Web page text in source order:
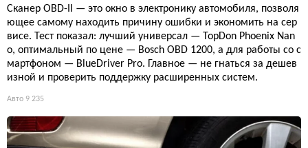
Сканер OBD-II — это окно в электронику автомобиля, позволя
ющее самому находить причину ошибки и экономить на сер
висе. Тест показал: лучший универсал — TopDon Phoenix Nan
o, оптимальный по цене — Bosch OBD 1200, а для работы со с
мартфоном — BlueDriver Pro. Главное — не гнаться за дешев
изной и проверить поддержку расширенных систем.
Авто 9 235